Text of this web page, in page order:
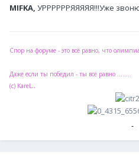
MIFKA, УРРРРРРЯЯЯЯЯ!!!Уже
Спор на форуме - это всё равно, что
Даже если ты победил - ты всё равно ........
(с) KareL..